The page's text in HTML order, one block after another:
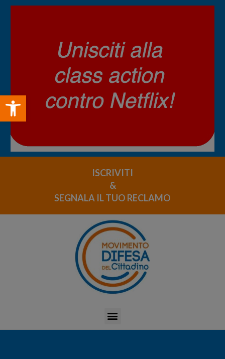
Open toolbar
ISCRIVITI
&
SEGNALA IL TUO RECLAMO